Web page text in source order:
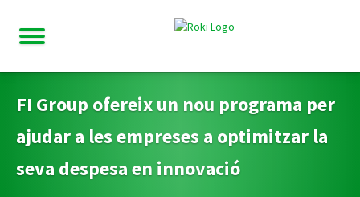
FI Group ofereix un nou programa per
ajudar a les empreses a optimitzar la
seva despesa en innovació